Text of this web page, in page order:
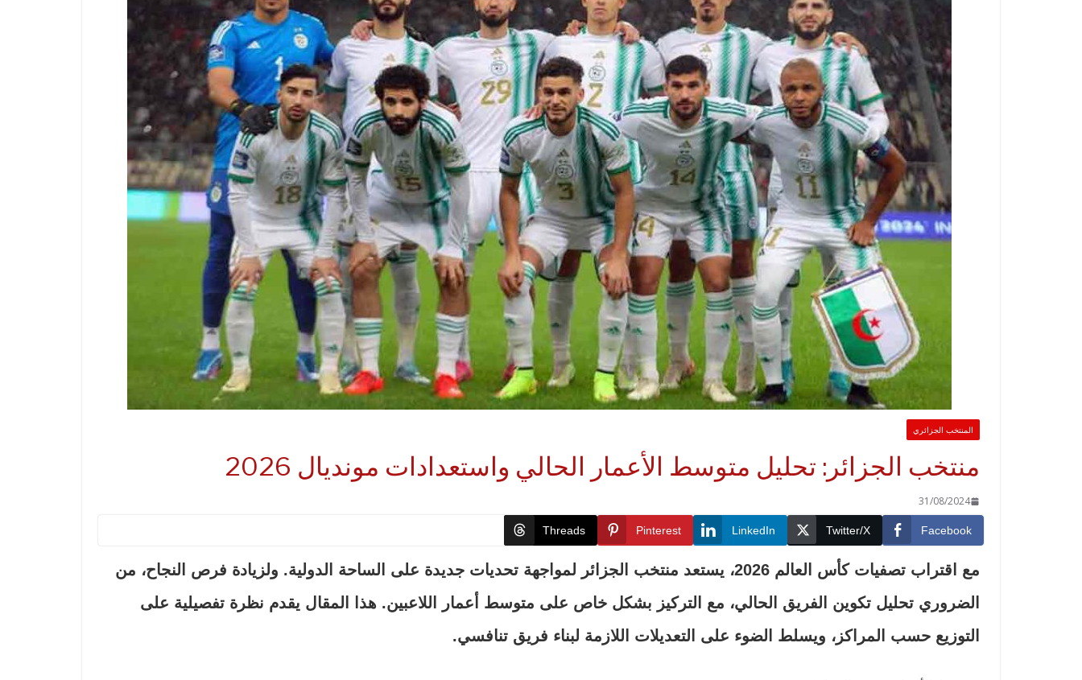
المنتخب الجزائري
منتخب الجزائر: تحليل متوسط الأعمار الحالي واستعدادات مونديال 2026
31/08/2024
Facebook
Twitter/X
LinkedIn
Pinterest
Threads
مع اقتراب تصفيات كأس العالم 2026، يستعد منتخب الجزائر لمواجهة تحديات جديدة على الساحة الدولية. ولزيادة فرص النجاح، من
الضروري تحليل تكوين الفريق الحالي، مع التركيز بشكل خاص على متوسط أعمار اللاعبين. هذا المقال يقدم نظرة تفصيلية على
التوزيع حسب المراكز، ويسلط الضوء على التعديلات اللازمة لبناء فريق تنافسي.